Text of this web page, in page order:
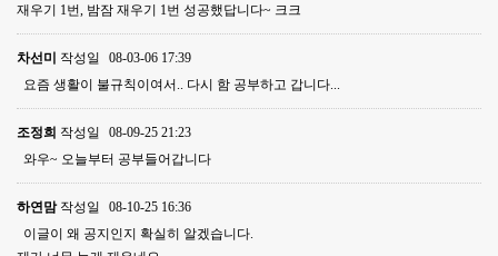
재우기 1번, 밤잠 재우기 1번 성공했답니다~ 크크
차선미 작성일
08-03-06 17:39
요즘 생활이 불규칙이여서.. 다시 함 공부하고 갑니다...
조정희 작성일
08-09-25 21:23
와우~ 오늘부터 공부들어갑니다
하연맘 작성일
08-10-25 16:36
이글이 왜 공지인지 확실히 알겠습니다.